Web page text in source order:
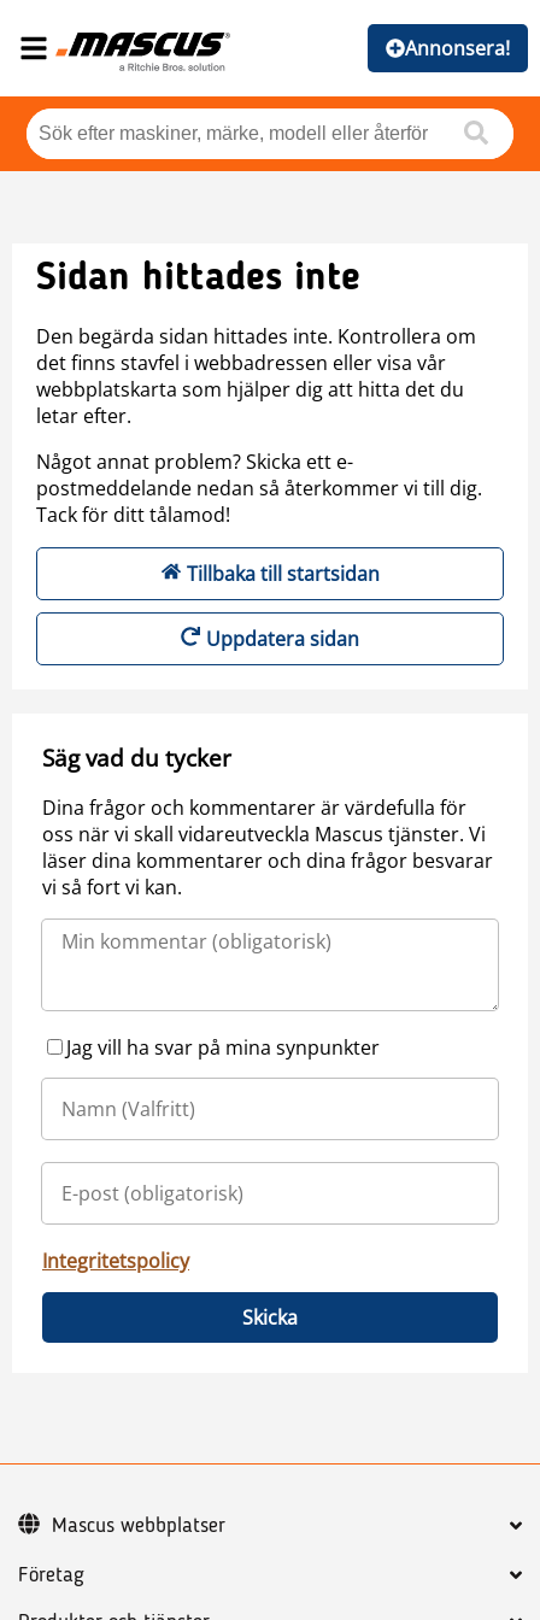
Annonsera!
Sidan hittades inte
Den begärda sidan hittades inte. Kontrollera om
det finns stavfel i webbadressen eller visa vår
webbplatskarta som hjälper dig att hitta det du
letar efter.
Något annat problem? Skicka ett e-
postmeddelande nedan så återkommer vi till dig.
Tack för ditt tålamod!
Tillbaka till startsidan
Uppdatera sidan
Säg vad du tycker
Dina frågor och kommentarer är värdefulla för
oss när vi skall vidareutveckla Mascus tjänster. Vi
läser dina kommentarer och dina frågor besvarar
vi så fort vi kan.
Jag vill ha svar på mina synpunkter
Integritetspolicy
Skicka
Företag
Mascus webbplatser